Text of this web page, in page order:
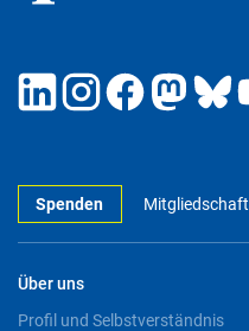
Spenden Mitgliedschaft
Über uns
Profil und Selbstverständnis